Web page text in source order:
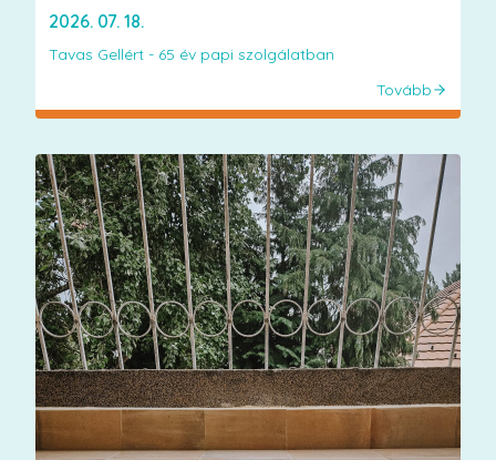
2026. 07. 18.
Tavas Gellért - 65 év papi szolgálatban
Tovább